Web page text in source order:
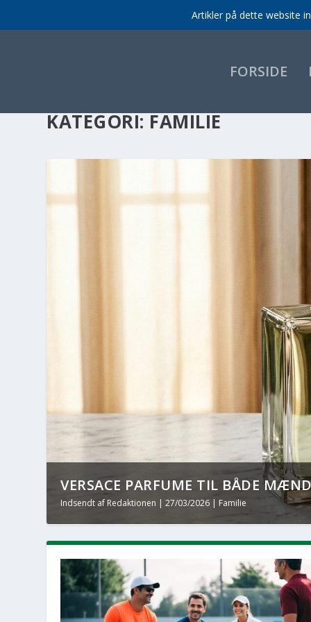
Artikler på dette website
FORSIDE
KATEGORI:FAMILIE
VERSACE PARFUME TIL BÅDE
Indsendt af Redaktionen |27/03/2026 | Familie